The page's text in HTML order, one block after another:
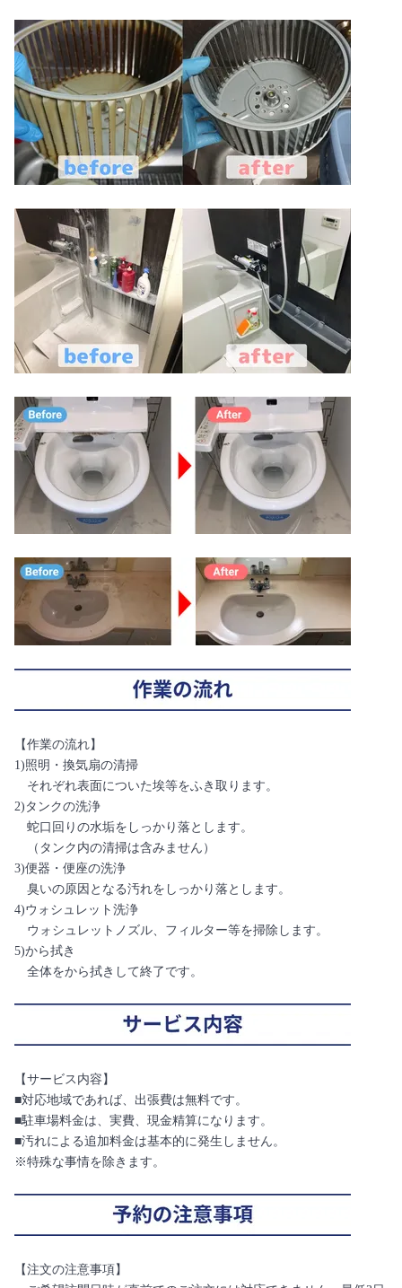
【作業の流れ】
1)照明・換気扇の清掃
それぞれ表面についた埃等をふき取ります。
2)タンクの洗浄
蛇口回りの水垢をしっかり落とします。
（タンク内の清掃は含みません）
3)便器・便座の洗浄
臭いの原因となる汚れをしっかり落とします。
4)ウォシュレット洗浄
ウォシュレットノズル、フィルター等を掃除します。
5)から拭き
全体をから拭きして終了です。
【サービス内容】
■対応地域であれば、出張費は無料です。
■駐車場料金は、実費、現金精算になります。
■汚れによる追加料金は基本的に発生しません。
※特殊な事情を除きます。
【注文の注意事項】